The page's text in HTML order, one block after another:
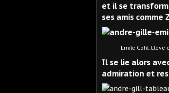
et il se
ses amis comme
Emile Cohl. Elève et
Il se lie alors
admiration et